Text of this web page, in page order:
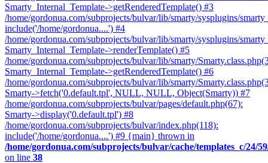
Smarty_Internal_Template->getRenderedTemplate() #3
/home/gordonua.com/subprojects/bulvar/lib/smarty/sysplugins/
include('/home/gordonua....') #4
/home/gordonua.com/subprojects/bulvar/lib/smarty/sysplugins/
Smarty_Internal_Template->renderTemplate() #5
/home/gordonua.com/subprojects/bulvar/lib/smarty/
Smarty_Internal_Template->getRenderedTemplate() #6
/home/gordonua.com/subprojects/bulvar/lib/smarty/
Smarty->fetch('0.default.tpl', NULL, NULL, Object(Smarty)) #7
/home/gordonua.com/subprojects/bulvar/pages/default.php(67):
Smarty->display('0.default.tpl') #8
/home/gordonua.com/subprojects/bulvar/index.php(118):
include('/home/gordonua....') #9 {main} thrown in
/home/gordonua.com/subprojects/bulvar/cache/templates_c/24/
on line 38